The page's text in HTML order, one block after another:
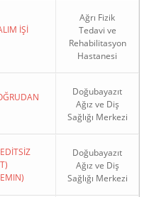
İŞİ
Ağrı Fizik
Tedavi ve
Rehabilitasyon
Hastanesi
Doğubayazıt
Ağız ve Diş
Sağlığı Merkezi
Doğubayazıt
Ağız ve Diş
Sağlığı Merkezi